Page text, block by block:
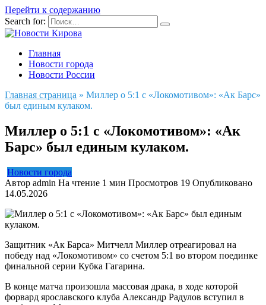
Перейти к содержанию
Search for:
Главная
Новости города
Новости России
Главная страница » Миллер о 5:1 с «Локомотивом»: «Ак Барс»
был единым кулаком.
Миллер о 5:1 с «Локомотивом»: «Ак
Барс» был единым кулаком.
Новости города
Автор admin На чтение 1 мин Просмотров 19 Опубликовано
14.05.2026
Защитник «Ак Барса» Митчелл Миллер отреагировал на
победу над «Локомотивом» со счетом 5:1 во втором поединке
финальной серии Кубка Гагарина.
В конце матча произошла массовая драка, в ходе которой
форвард ярославского клуба Александр Радулов вступил в